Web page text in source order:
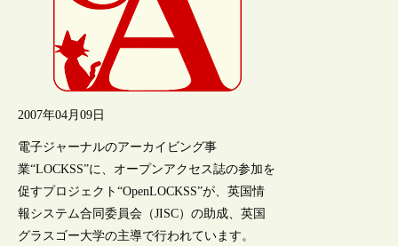
2007年04月09日
電子ジャーナルのアーカイビング事
業“LOCKSS”に、オープンアクセス誌の参加を
促すプロジェクト“OpenLOCKSS”が、英国情
報システム合同委員会（JISC）の助成、英国
グラスゴー大学の主導で行われています。